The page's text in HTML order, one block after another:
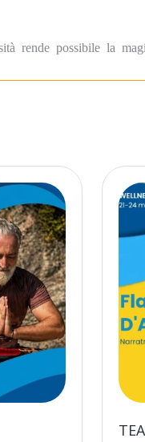
rende possibile la